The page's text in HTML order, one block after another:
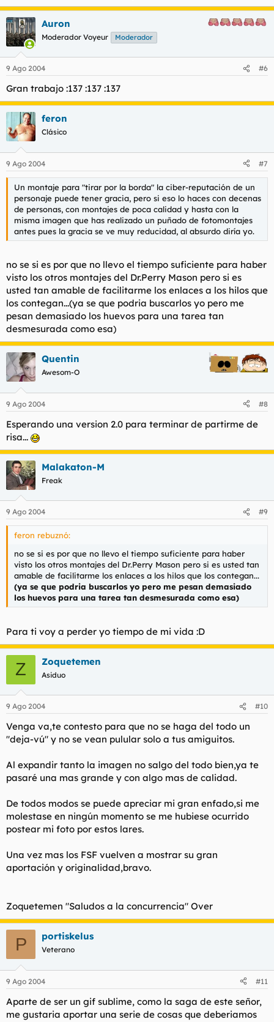
Auron
Moderador Voyeur Moderador
9 Ago 2004 #6
Gran trabajo :137 :137 :137
feron
Clásico
9 Ago 2004 #7
Un montaje para "tirar por la borda" la ciber-reputación de un
personaje puede tener gracia, pero si eso lo haces con decenas
de personas, con montajes de poca calidad y hasta con la
misma imagen que has realizado un puñado de fotomontajes
antes pues la gracia se ve muy reducidad, al absurdo diría yo.
no se si es por que no llevo el tiempo suficiente para haber
visto los otros montajes del Dr.Perry Mason pero si es
usted tan amable de facilitarme los enlaces a los hilos que
los contegan...(ya se que podria buscarlos yo pero me
pesan demasiado los huevos para una tarea tan
desmesurada como esa)
Quentin
Awesom-O
9 Ago 2004 #8
Esperando una version 2.0 para terminar de partirme de
risa...
Malakaton-M
Freak
9 Ago 2004 #9
feron rebuznó:
no se si es por que no llevo el tiempo suficiente para haber
visto los otros montajes del Dr.Perry Mason pero si es usted tan
amable de facilitarme los enlaces a los hilos que los contegan...
(ya se que podria buscarlos yo pero me pesan demasiado
los huevos para una tarea tan desmesurada como esa)
Para ti voy a perder yo tiempo de mi vida :D
Z Zoquetemen
Asiduo
9 Ago 2004 #10
Venga va,te contesto para que no se haga del todo un
"deja-vú" y no se vean pulular solo a tus amiguitos.
Al expandir tanto la imagen no salgo del todo bien,ya te
pasaré una mas grande y con algo mas de calidad.
De todos modos se puede apreciar mi gran enfado,si me
molestase en ningún momento se me hubiese ocurrido
postear mi foto por estos lares.
Una vez mas los FSF vuelven a mostrar su gran
aportación y originalidad,bravo.
Zoquetemen "Saludos a la concurrencia" Over
P portiskelus
Veterano
9 Ago 2004 #11
Aparte de ser un gif sublime, como la saga de este señor,
me gustaria aportar una serie de cosas que deberiamos